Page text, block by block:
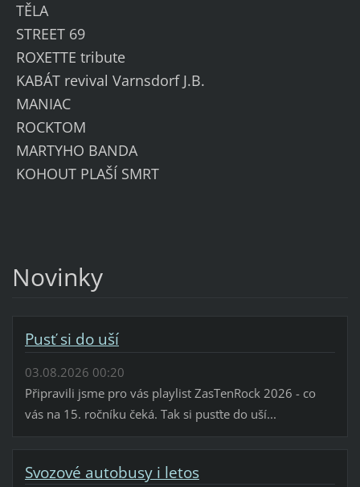
TĚLA
STREET 69
ROXETTE tribute
KABÁT revival Varnsdorf J.B.
MANIAC
ROCKTOM
MARTYHO BANDA
KOHOUT PLAŠÍ SMRT
Novinky
Pusť si do uší
03.08.2026 00:20
Připravili jsme pro vás playlist ZasTenRock 2026 - co
vás na 15. ročníku čeká. Tak si pusťte do uší...
Svozové autobusy i letos